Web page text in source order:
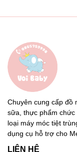
Chuyên cung cấp đồ
sữa, thực phẩm
loại máy móc tiệt
dụng cụ hỗ trợ cho
LIÊN HỆ